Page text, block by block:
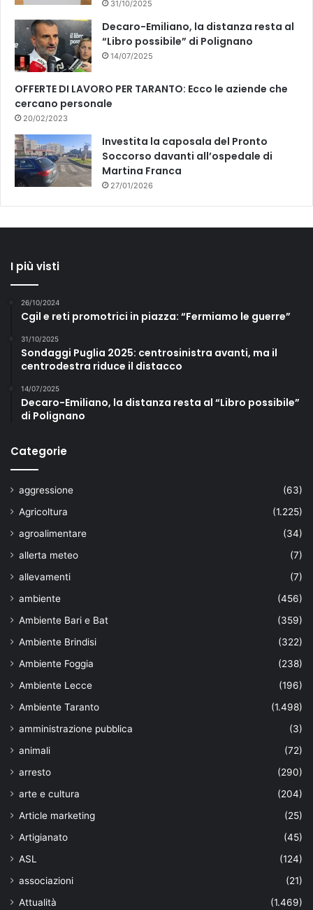
31/10/2025
Decaro-Emiliano, la distanza resta al
“Libro possibile” di Polignano
14/07/2025
OFFERTE DI LAVORO PER TARANTO: Ecco le aziende che
cercano personale
20/02/2023
Investita la caposala del Pronto
Soccorso davanti all’ospedale di
Martina Franca
27/01/2026
I più visti
26/10/2024
Cgil e reti promotrici in piazza: “Fermiamo le guerre”
31/10/2025
Sondaggi Puglia 2025: centrosinistra avanti, ma il
centrodestra riduce il distacco
14/07/2025
Decaro-Emiliano, la distanza resta al “Libro possibile”
di Polignano
Categorie
aggressione
(63)
Agricoltura
(1.225)
agroalimentare
(34)
allerta meteo
(7)
allevamenti
(7)
ambiente
(456)
Ambiente Bari e Bat
(359)
Ambiente Brindisi
(322)
Ambiente Foggia
(238)
Ambiente Lecce
(196)
Ambiente Taranto
(1.498)
amministrazione pubblica
(3)
animali
(72)
arresto
(290)
arte e cultura
(204)
Article marketing
(25)
Artigianato
(45)
ASL
(124)
associazioni
(21)
Attualità
(1.469)